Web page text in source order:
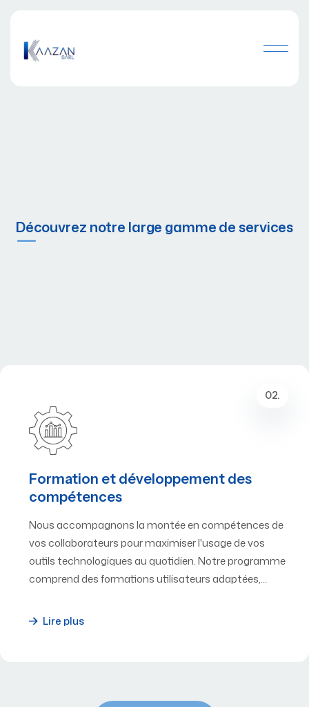
Découvrez notre large gamme de services
02.
Formation et développement des
compétences
Nous accompagnons la montée en compétences de
vos collaborateurs pour maximiser l'usage de vos
outils technologiques au quotidien. Notre programme
comprend des formations utilisateurs adaptées,…
Lire plus